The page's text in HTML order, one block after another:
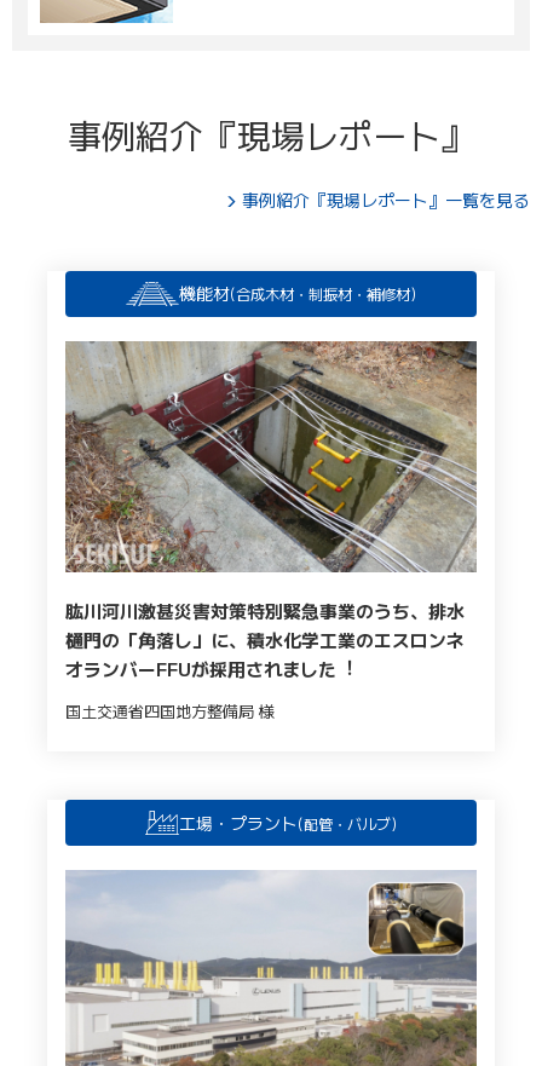
事例紹介『現場レポート』
事例紹介『現場レポート』一覧を見る
機能材(合成木材・制振材・補修材)
肱川河川激甚災害対策特別緊急事業のうち、排⽔
樋⾨の「⾓落し」に、積⽔化学⼯業のエスロンネ
オランバーFFUが採⽤されました︕
国⼟交通省四国地⽅整備局 様
工場・プラント(配管・バルブ)